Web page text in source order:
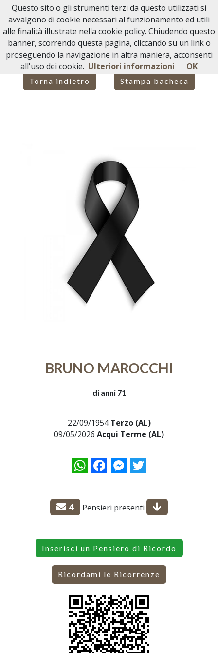
Necrologi Acqui Terme
Acqui Terme BRUNO MAROCCHI
Torna indietro Stampa bacheca
BRUNO MAROCCHI
di anni 71
22/09/1954Terzo (AL)
09/05/2026 Acqui Terme (AL)
WhatsAppFacebookMessenger
Twitter
4 Pensieri presenti
Inserisci un Pensiero di Ricordo
Ricordami le Ricorrenze
Questo sito o gli strumenti terzi da questo utilizzati si
avvalgono di cookie necessari al funzionamento ed utili
alle finalità illustrate nella cookie policy. Chiudendo questo
banner, scorrendo questa pagina, cliccando su un link o
proseguendo la navigazione in altra maniera, acconsenti
all'uso dei cookie. Ulteriori informazioni OK